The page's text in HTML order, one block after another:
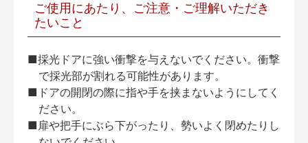
ご使用にあたり、ご注意・ご理解いただき
たいこと
■採光ドアに強い衝撃を与えないでください。衝撃
で採光部が割れる可能性があります。
■ドアの開閉の際に指や手を挟まないようにしてく
ださい。
■扉や把手にぶら下がったり、勢いよく閉めたりし